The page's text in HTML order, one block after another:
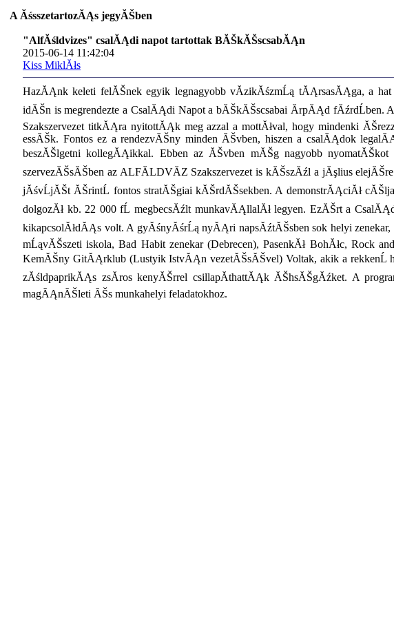
A ĂśsszetartozĂĄs jegyĂŠben
"AlfĂśldvizes" csalĂĄdi napot tartottak BĂŠkĂŠscsabĂĄn
2015-06-14 11:42:04
Kiss MiklĂłs
HazĂĄnk keleti felĂŠnek egyik legnagyobb vĂ­zikĂśzmĹą tĂĄrsasĂĄga, a
idĂŠn is megrendezte a CsalĂĄdi Napot a bĂŠkĂŠscsabai ĂrpĂĄd
Szakszervezet titkĂĄra nyitottĂĄk meg azzal a mottĂłval, hogy mindenki
essĂŠk. Fontos ez a rendezvĂŠny minden ĂŠvben, hiszen a csalĂĄdok
beszĂŠlgetni kollegĂĄikkal. Ebben az ĂŠvben mĂŠg nagyobb
szervezĂŠsĂŠben az ALFĂLDVĂZ Szakszervezet is kĂŠszĂźl a jĂşlius
jĂśvĹjĂŠt ĂŠrintĹ fontos stratĂŠgiai kĂŠrdĂŠsekben. A demonstrĂĄciĂł
dolgozĂł kb. 22 000 fĹ megbecsĂźlt munkavĂĄllalĂł legyen. EzĂŠrt a
kikapcsolĂłdĂĄs volt. A gyĂśnyĂśrĹą nyĂĄri napsĂźtĂŠsben sok helyi zenekar,
mĹąvĂŠszeti iskola, Bad Habit zenekar (Debrecen), PasenkĂł BohĂłc, Rock
KemĂŠny GitĂĄrklub (Lustyik IstvĂĄn vezetĂŠsĂŠvel) Voltak, akik a
zĂśldpaprikĂĄs zsĂ­ros kenyĂŠrrel csillapĂ­thattĂĄk ĂŠhsĂŠgĂźket. A
magĂĄnĂŠleti ĂŠs munkahelyi feladatokhoz.